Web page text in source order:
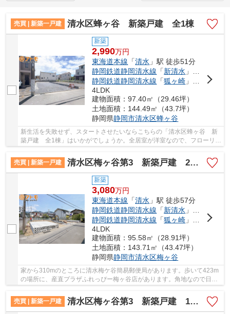
売買 | 新築一戸建 清水区蜂ヶ谷 新築戸建 全1棟
新築
2,990万円
東海道本線 「清水 」駅 徒歩51分
静岡鉄道静岡清水線 「新清水 」駅 徒歩55分
静岡鉄道静岡清水線 「狐ヶ崎 」駅 徒歩55分
4LDK
建物面積：97.40㎡（29.46坪）
土地面積：144.49㎡（43.7坪）
静岡県静岡市清水区蜂ヶ谷
新生活を失敗せず、スタートさせたいならこちらの「清水区蜂ヶ谷 新
築戸建 全1棟」はいかがでしょうか。全居室が洋室なので、フローリン
売買 | 新築一戸建
清水区梅ヶ谷第3 新築戸建 2号棟
新築
3,080万円
東海道本線 「清水 」駅 徒歩57分
静岡鉄道静岡清水線 「新清水 」駅 徒歩60分
静岡鉄道静岡清水線 「狐ヶ崎 」駅 徒歩47分
4LDK
建物面積：95.58㎡（28.91坪）
土地面積：143.71㎡（43.47坪）
静岡県静岡市清水区梅ヶ谷
家から310mのところに清水梅ケ谷簡易郵便局があります。歩いて423m
の場所に、産直プラザふれっぴー梅ヶ谷店があります。角地なので日当
売買 | 新築一戸建
清水区梅ヶ谷第3 新築戸建 1号棟